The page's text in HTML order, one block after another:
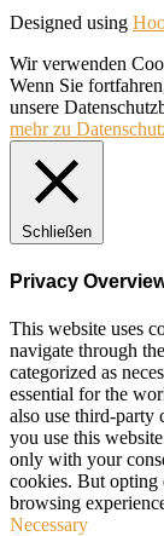
Designed using
Wir verwenden
Wenn Sie
unsere
mehr zu
Schließen
Privacy
This website uses
navigate through
categorized as
essential for the
also use third-party
you use this
only with your
cookies. But opting
browsing
Necessary